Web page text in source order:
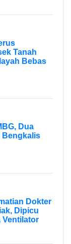
Tanah
Bebas
Dua
Bengkalis
Dokter
Dipicu
Ventilator